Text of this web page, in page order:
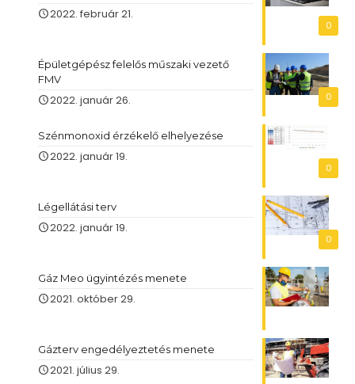
0
2022. február 21.
0
Épületgépész felelős műszaki vezető
FMV
2022. január 26.
0
Szénmonoxid érzékelő elhelyezése
2022. január 19.
0
Légellátási terv
2022. január 19.
Gáz Meo ügyintézés menete
2021. október 29.
Gázterv engedélyeztetés menete
2021. július 29.